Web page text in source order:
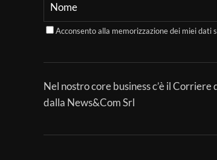
Acconsento alla memorizzazione dei miei
Nel nostro core business c’è il
dalla News&Com Srl